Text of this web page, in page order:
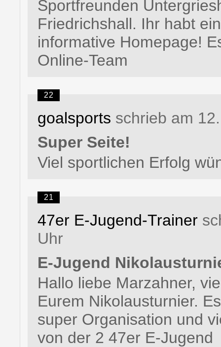
Sportfreunden
Friedrichshall. Ihr habt
informative Homepage!
Online-Team
22
goalsports schrieb am
Super Seite!
Viel sportlichen Erfolg
21
47er E-Jugend-Trainer
Uhr
E-Jugend
Hallo liebe Marzahner,
Eurem Nikolausturnier.
super Organisation und
von der 2 47er E-Jugend